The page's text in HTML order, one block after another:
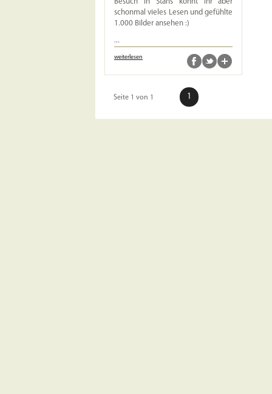
Besuch in Stans könnt ihr aber
schonmal vieles Lesen und gefühlte
1.000 Bilder ansehen :)
...
weiterlesen
Seite 1 von 1 1